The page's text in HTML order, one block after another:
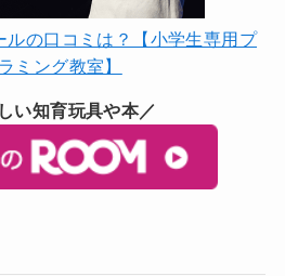
ルの口コミは？【小学生専用プ
ミング教室】
い知育玩具や本／